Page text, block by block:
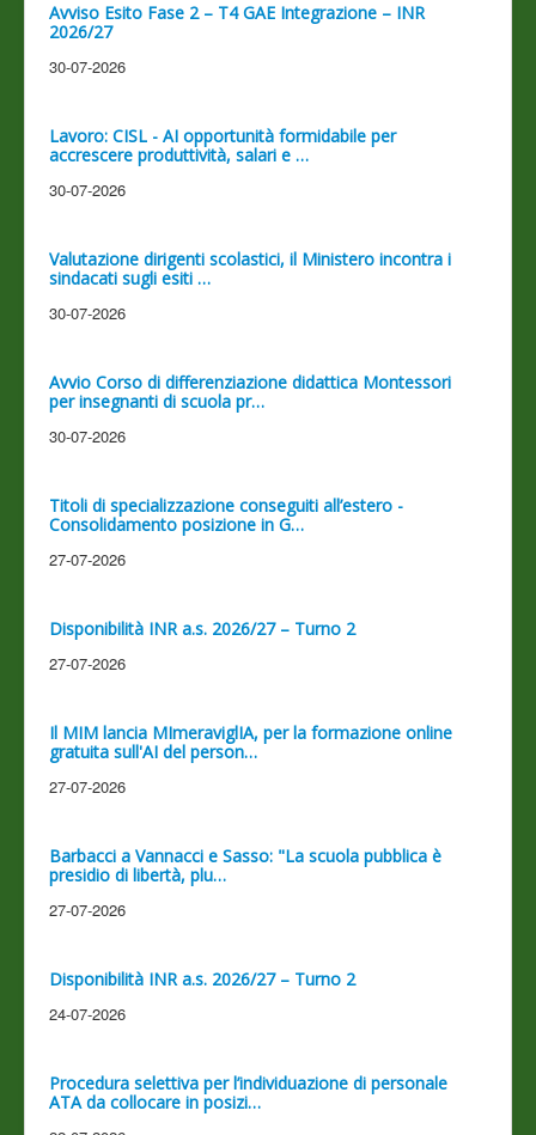
Avviso Esito Fase 2 – T4 GAE Integrazione – INR
2026/27
30-07-2026
Lavoro: CISL - AI opportunità formidabile per
accrescere produttività, salari e …
30-07-2026
Valutazione dirigenti scolastici, il Ministero incontra i
sindacati sugli esiti …
30-07-2026
Avvio Corso di differenziazione didattica Montessori
per insegnanti di scuola pr…
30-07-2026
Titoli di specializzazione conseguiti all’estero -
Consolidamento posizione in G…
27-07-2026
Disponibilità INR a.s. 2026/27 – Turno 2
27-07-2026
Il MIM lancia MImeraviglIA, per la formazione online
gratuita sull'AI del person…
27-07-2026
Barbacci a Vannacci e Sasso: "La scuola pubblica è
presidio di libertà, plu…
27-07-2026
Disponibilità INR a.s. 2026/27 – Turno 2
24-07-2026
Procedura selettiva per l’individuazione di personale
ATA da collocare in posizi…